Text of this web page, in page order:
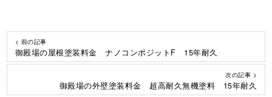
< 前の記事
御殿場の屋根塗装料金 ナノコンポジットF 15年耐久
次の記事 >
御殿場の外壁塗装料金 超高耐久無機塗料 15年耐久